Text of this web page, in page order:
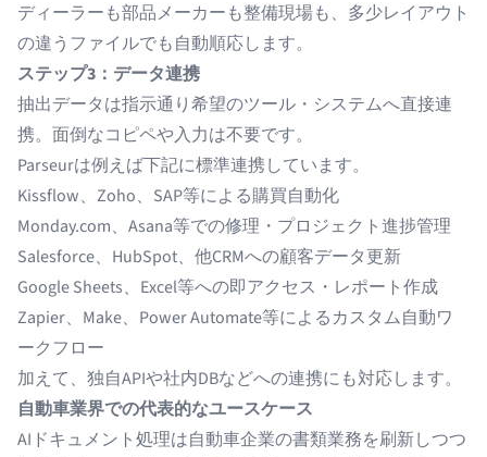
ディーラーも部品メーカーも整備現場も、多少レイアウト
の違うファイルでも自動順応します。
ステップ3：データ連携
抽出データは指示通り希望のツール・システムへ直接連
携。面倒なコピペや入力は不要です。
Parseurは例えば下記に標準連携しています。
Kissflow、Zoho、SAP等による購買自動化
Monday.com、Asana等での修理・プロジェクト進捗管理
Salesforce、HubSpot、他CRMへの顧客データ更新
Google Sheets、Excel等への即アクセス・レポート作成
Zapier、Make、Power Automate等によるカスタム自動ワ
ークフロー
加えて、独自APIや社内DBなどへの連携にも対応します。
自動車業界での代表的なユースケース
AIドキュメント処理は自動車企業の書類業務を刷新しつつ